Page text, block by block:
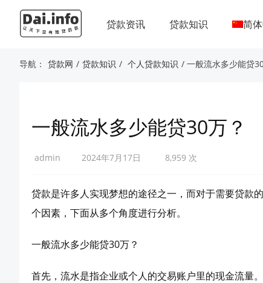
贷款资讯 贷款知识 简
导航： 贷款网 / 贷款知识 / 个人贷款知识 / 一般流水多少能贷
一般流水多少能贷30万？
admin 2024年7月17日 8,959 次
贷款是许多人实现梦想的途径之一，而对于需要贷款
个因素，下面从多个角度进行分析。
一般流水多少能贷30万？
首先，流水是指企业或个人的交易账户里的现金流量